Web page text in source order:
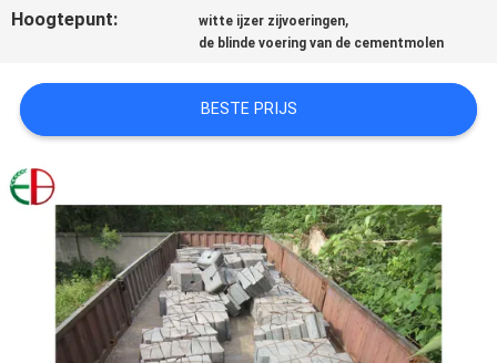
EEN
SITEMAP
PRIVACYBELEID
Hoogtepunt: witte ijzer zijvoeringen,
de blinde voering van de cementmolen
BESTE PRIJS